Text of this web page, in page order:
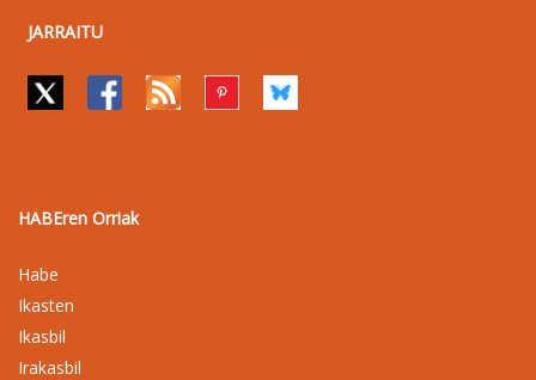
JARRAITU
HABEren Orriak
Habe
Ikasten
Ikasbil
Irakasbil